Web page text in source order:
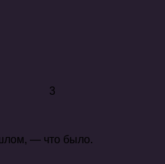
3
— что было.